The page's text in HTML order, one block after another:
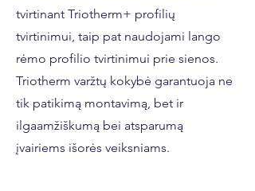
tvirtinant Triotherm+ profilių
tvirtinimui, taip pat naudojami lango
rėmo profilio tvirtinimui prie sienos.
Triotherm varžtų kokybė garantuoja ne
tik patikimą montavimą, bet ir
ilgaamžiškumą bei atsparumą
įvairiems išorės veiksniams.